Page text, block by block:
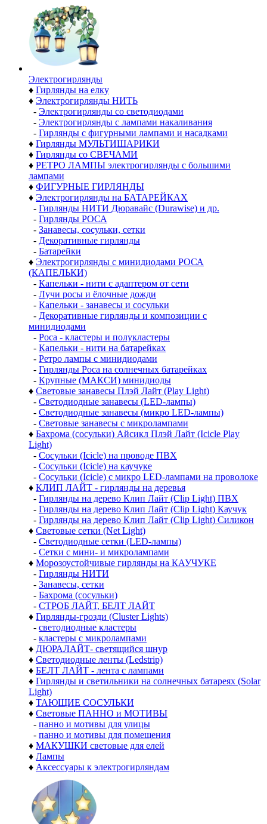
Электро­гирлянды
♦ Гирлянды на елку
♦ Электрогирлянды НИТЬ
- Электрогирлянды со светодиодами
- Электрогирлянды с лампами накаливания
- Гирлянды с фигурными лампами и насадками
♦ Гирлянды МУЛЬТИШАРИКИ
♦ Гирлянды со СВЕЧАМИ
♦ РЕТРО ЛАМПЫ электрогирлянды с большими
лампами
♦ ФИГУРНЫЕ ГИРЛЯНДЫ
♦ Электрогирлянды на БАТАРЕЙКАХ
- Гирлянды НИТИ Дюравайс (Durawise) и др.
- Гирлянды РОСА
- Занавесы, сосульки, сетки
- Декоративные гирлянды
- Батарейки
♦ Электрогирлянды с минидиодами РОСА
(КАПЕЛЬКИ)
- Капельки - нити с адаптером от сети
- Лучи росы и ёлочные дожди
- Капельки - занавесы и сосульки
- Декоративные гирлянды и композиции с
минидиодами
- Роса - кластеры и полукластеры
- Капельки - нити на батарейках
- Ретро лампы с минидиодами
- Гирлянды Роса на солнечных батарейках
- Крупные (МАКСИ) минидиоды
♦ Световые занавесы Плэй Лайт (Play Light)
- Светодиодные занавесы (LED-лампы)
- Светодиодные занавесы (микро LED-лампы)
- Световые занавесы с микролампами
♦ Бахрома (сосульки) Айсикл Плэй Лайт (Icicle Play
Light)
- Сосульки (Icicle) на проводе ПВХ
- Сосульки (Icicle) на каучуке
- Сосульки (Icicle) с микро LED-лампами на проволоке
♦ КЛИП ЛАЙТ - гирлянды на деревья
- Гирлянды на дерево Клип Лайт (Clip Light) ПВХ
- Гирлянды на дерево Клип Лайт (Clip Light) Каучук
- Гирлянды на дерево Клип Лайт (Clip Light) Силикон
♦ Световые сетки (Net Light)
- Светодиодные сетки (LED-лампы)
- Сетки с мини- и микролампами
♦ Морозоустойчивые гирлянды на КАУЧУКЕ
- Гирлянды НИТИ
- Занавесы, сетки
- Бахрома (сосульки)
- СТРОБ ЛАЙТ, БЕЛТ ЛАЙТ
♦ Гирлянды-грозди (Cluster Lights)
- светодиодные кластеры
- кластеры с микролампами
♦ ДЮРАЛАЙТ- светящийся шнур
♦ Светодиодные ленты (Ledstrip)
♦ БЕЛТ ЛАЙТ - лента с лампами
♦ Гирлянды и светильники на солнечных батареях (Solar
Light)
♦ ТАЮЩИЕ СОСУЛЬКИ
♦ Световые ПАННО и МОТИВЫ
- панно и мотивы для улицы
- панно и мотивы для помещения
♦ МАКУШКИ световые для елей
♦ Лампы
♦ Аксессуары к электрогирляндам